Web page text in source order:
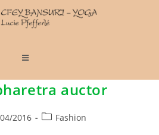
auctor
2016 Fashion